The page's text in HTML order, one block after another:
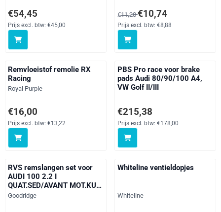
Prijs: 54,45, exclusief btw: 45,00
€54,45
Prijs excl. btw: €45,00
Van 11,28 voor 10,74, exclusief
€11,28€10,74
Prijs excl. btw: €8,88
Remvloeistof remolie RX
Racing
Merk:
Royal Purple
Prijs: 16,00, exclusief btw: 13,22
€16,00
Prijs excl. btw: €13,22
PBS Pro race voor brake
pads Audi 80/90/100 A4,
VW Golf II/III
Prijs: 215,38, exclusief btw:
€215,38
Prijs excl. btw: €178,00
RVS remslangen set voor
AUDI 100 2.2 I
QUAT.SED/AVANT MOT.KU
2226CC 101KW - ABS jaar
Merk:
Goodridge
Whiteline ventieldopjes
Merk:
Whiteline